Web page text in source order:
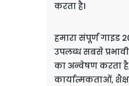
करता है।
हमारा संपूर्ण गाइड
उपलब्ध सबसे
का अन्वेषण करता
कार्यात्मकताओं,